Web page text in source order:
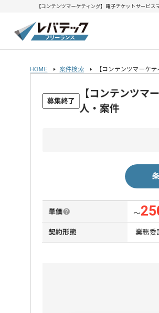
【コンテンツマーケティング】電子チケットサービ
HOME 案件検索 【コンテンツマーケ
募集終了
【コンテンツマ
人・案件
単価 〜
契約形態 業務委